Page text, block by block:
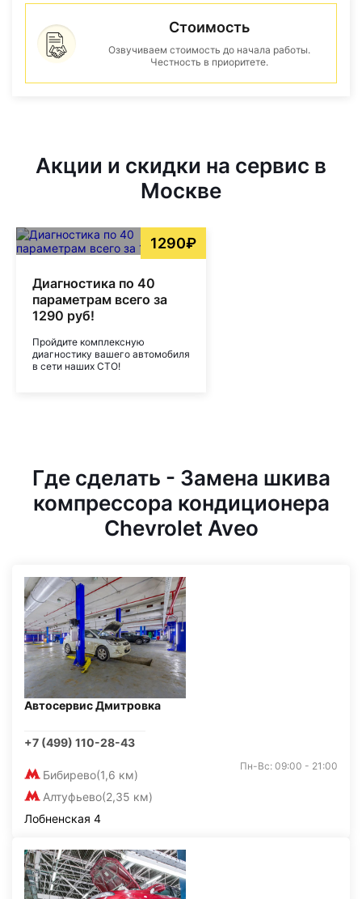
Стоимость
Озвучиваем стоимость до начала работы.
Честность в приоритете.
Акции и скидки на сервис в
Москве
1290₽
Диагностика по 40
параметрам всего за
1290 руб!
Пройдите комплексную
диагностику вашего автомобиля
в сети наших СТО!
Где сделать - Замена шкива
компрессора кондиционера
Chevrolet Aveo
Автосервис Дмитровка
+7 (499) 110-28-43
Бибирево(1,6 км)
Алтуфьево(2,35 км)
Пн-Вс: 09:00 - 21:00
Лобненская 4